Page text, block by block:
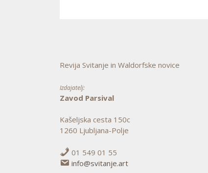
Revija Svitanje in Waldorfske novice
Izdajatelj:
Zavod Parsival
Kašeljska cesta 150c
1260 Ljubljana-Polje
01 549 01 55
info@svitanje.art